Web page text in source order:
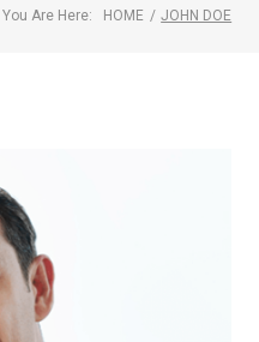
You Are Here: HOME / JOHN DOE